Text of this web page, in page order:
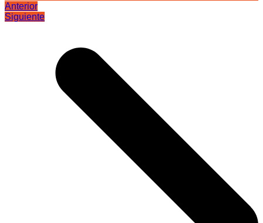
Anterior
Siguiente